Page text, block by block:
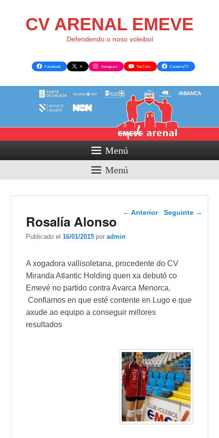
CV ARENAL EMEVE
Defendendo o noso voleibol
Facebook X Instagram YouTube CanteiraTV
Menú
Menú
Navegador de artigos
← Anterior Seguinte →
Rosalía Alonso
Publicado el16/01/2015 poradmin
A xogadora vallisoletana, procedente do CV
Miranda Atlantic Holding quen xa debutó co
Emevé no partido contra Avarca Menorca.
Confiamos en que esté contente en Lugo e que
axude ao equipo a conseguir millores
resultados